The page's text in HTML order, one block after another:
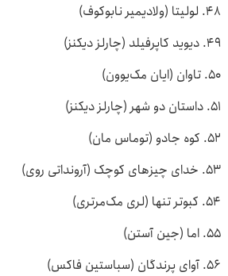
۴۸. لولیتا (ولادیمیر نابوکوف)
۴۹. دیوید کاپرفیلد (چارلز دیکنز)
۵۰. تاوان (ایان مک‌یوون)
۵۱. داستان دو شهر (چارلز دیکنز)
۵۲. کوه جادو (توماس مان)
۵۳. خدای چیزهای کوچک (آرونداتی روی)
۵۴. کبوتر تنها (لری مک‌مرتری)
۵۵. اما (جین آستن)
۵۶. آوای پرندگان (سباستین فاکس)